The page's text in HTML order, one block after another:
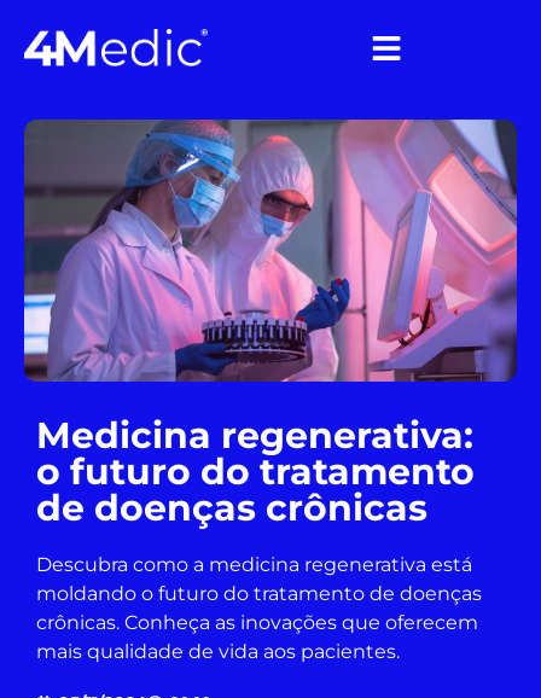
Medicina regenerativa:
o futuro do tratamento
de doenças crônicas
Descubra como a medicina regenerativa está
moldando o futuro do tratamento de doenças
crônicas. Conheça as inovações que oferecem
mais qualidade de vida aos pacientes.